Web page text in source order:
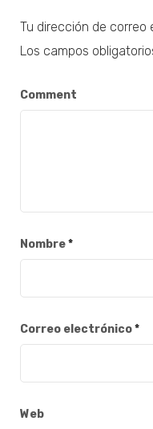
Tu dirección de correo
Los campos
Comment
Nombre*
Correo electrónico*
Web